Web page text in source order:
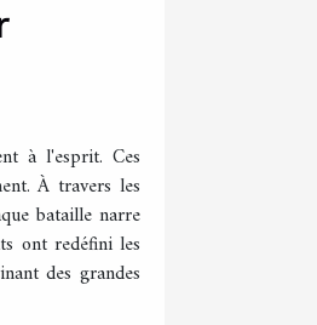
à l'esprit. Ces
À travers les
bataille narre
ont redéfini les
des grandes